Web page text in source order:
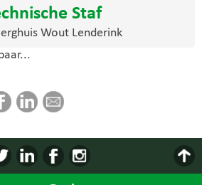
Staf
Wout Lenderink